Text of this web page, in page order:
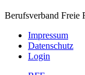
Berufsverband Freie
Impressum
Datenschutz
Login